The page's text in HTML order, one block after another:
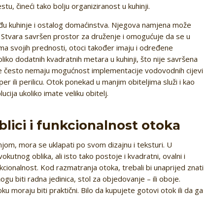
čineći tako bolju organiziranost u kuhinji.
kuhinje i ostalog domaćinstva. Njegova namjena može
savršen prostor za druženje i omogućuje da se u
svojih prednosti, otoci također imaju i određene
dodatnih kvadratnih metara u kuhinji, što nije savršena
često nemaju mogućnost implementacije vodovodnih cijevi
ili perilicu. Otok ponekad u manjim obiteljima služi i kao
ukoliko imate veliku obitelj.
i funkcionalnost otoka
mora se uklapati po svom dizajnu i teksturi. U
oblika, ali isto tako postoje i kvadratni, ovalni i
Kod razmatranja otoka, trebali bi unaprijed znati
biti radna jedinica, stol za objedovanje – ili oboje.
moraju biti praktični. Bilo da kupujete gotovi otok ili da ga